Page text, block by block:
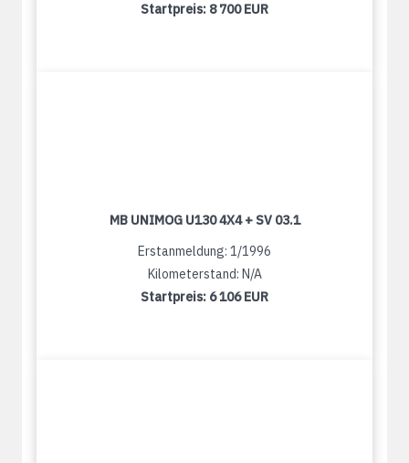
Startpreis: 8 700 EUR
MB UNIMOG U130 4X4 + SV 03.1
Erstanmeldung: 1/1996
Kilometerstand: N/A
Startpreis: 6 106 EUR